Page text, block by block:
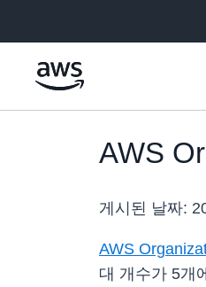
AWS
게시된 날짜:
AWS
대 개수가 5개